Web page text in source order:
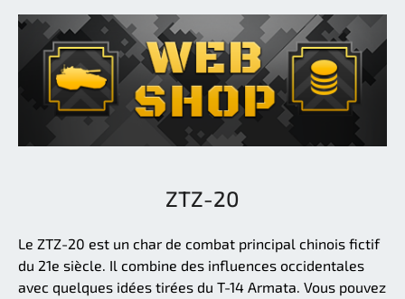
ZTZ-20
Le ZTZ-20 est un char de combat principal chinois fictif
du 21e siècle. Il combine des influences occidentales
avec quelques idées tirées du T-14 Armata. Vous pouvez